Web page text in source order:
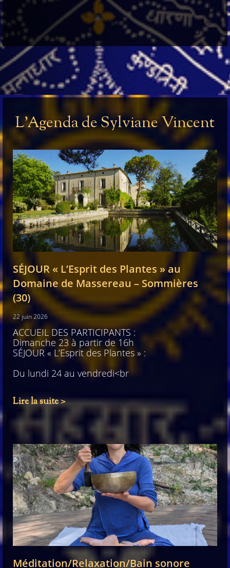
L'Agenda de Sylviane Vincent
SÉJOUR « L’Esprit des Plantes » au
Domaine de Massereau – Sommières
(30)
22 juin 2026
ACCUEIL DES PARTICIPANTS :
Dimanche 23 à partir de 16h
SÉJOUR « L’Esprit des Plantes » :
Du lundi 24 au vendredi<br
Lire la suite >
Méditation/Relaxation/Bain sonore